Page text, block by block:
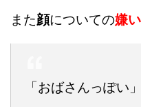
また顔についての嫌い
「おばさんっぽい」